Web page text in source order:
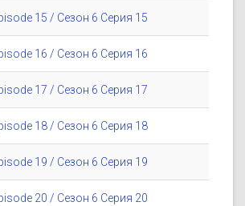
15 / Сезон 6 Серия 15
16 / Сезон 6 Серия 16
17 / Сезон 6 Серия 17
18 / Сезон 6 Серия 18
19 / Сезон 6 Серия 19
20 / Сезон 6 Серия 20